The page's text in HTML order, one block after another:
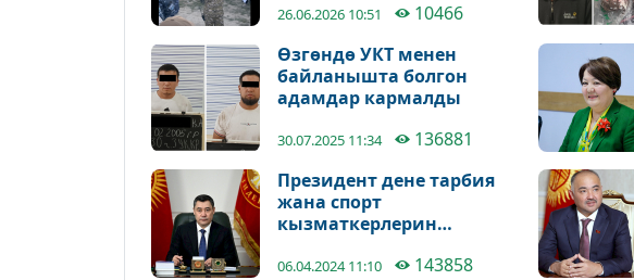
26.06.2026 10:51 10466
Өзгөндө УКТ менен
байланышта болгон
адамдар кармалды
30.07.2025 11:34 136881
Президент дене тарбия
жана спорт
кызматкерлерин
менен куттуктады
06.04.2024 11:10 143858